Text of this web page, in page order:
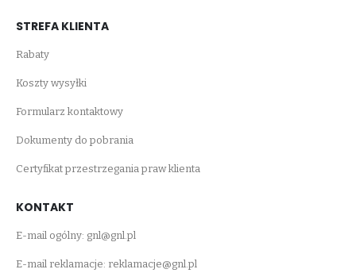
STREFA KLIENTA
Rabaty
Koszty wysyłki
Formularz kontaktowy
Dokumenty do pobrania
Certyfikat przestrzegania praw klienta
KONTAKT
E-mail ogólny: gnl@gnl.pl
E-mail reklamacje: reklamacje@gnl.pl